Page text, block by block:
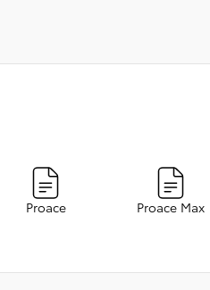
Proace Proace Max